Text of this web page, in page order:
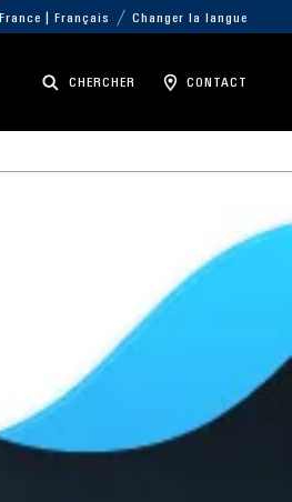
France | Français Changer la langue
CHERCHER CONTACT